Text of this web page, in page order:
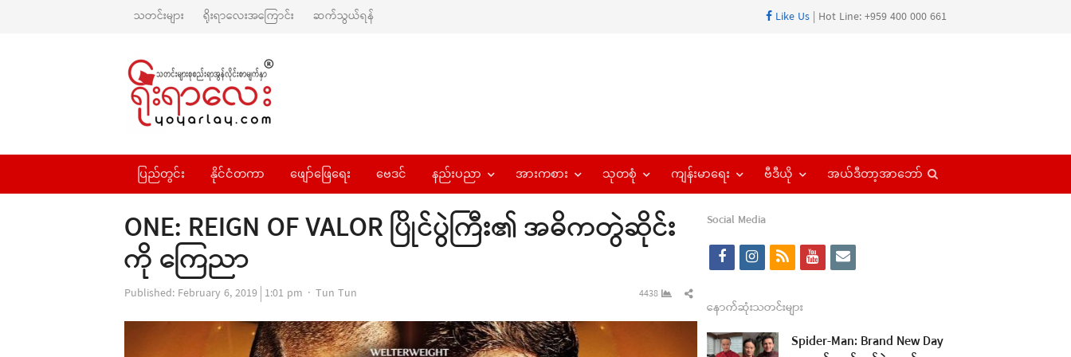
သတင်းများ ရိုးရာလေးအကြောင်း ဆက်သွယ်ရန် Like Us | Hot Line: +959 400 000 661
ပြည်တွင်း နိုင်ငံတကာ ဖျော်ဖြေရေး ဗေဒင် နည်းပညာ အားကစား သုတစုံ ကျန်းမာရေး ဗီဒီယို အယ်ဒီတာ့အာဘော်
ONE: REIGN OF VALOR ပြိုင်ပွဲကြီး၏ အဓိကတွဲဆိုင်း
ကို ကြေညာ
Published: February 6, 2019 1:01 pm Author
Tun Tun 4438
Share
this
post
Social Media
f
c
e
i
s
t
r
s
y
t
e
i
နောက်ဆုံးသတင်းများ
Spider-Man: Brand New Day